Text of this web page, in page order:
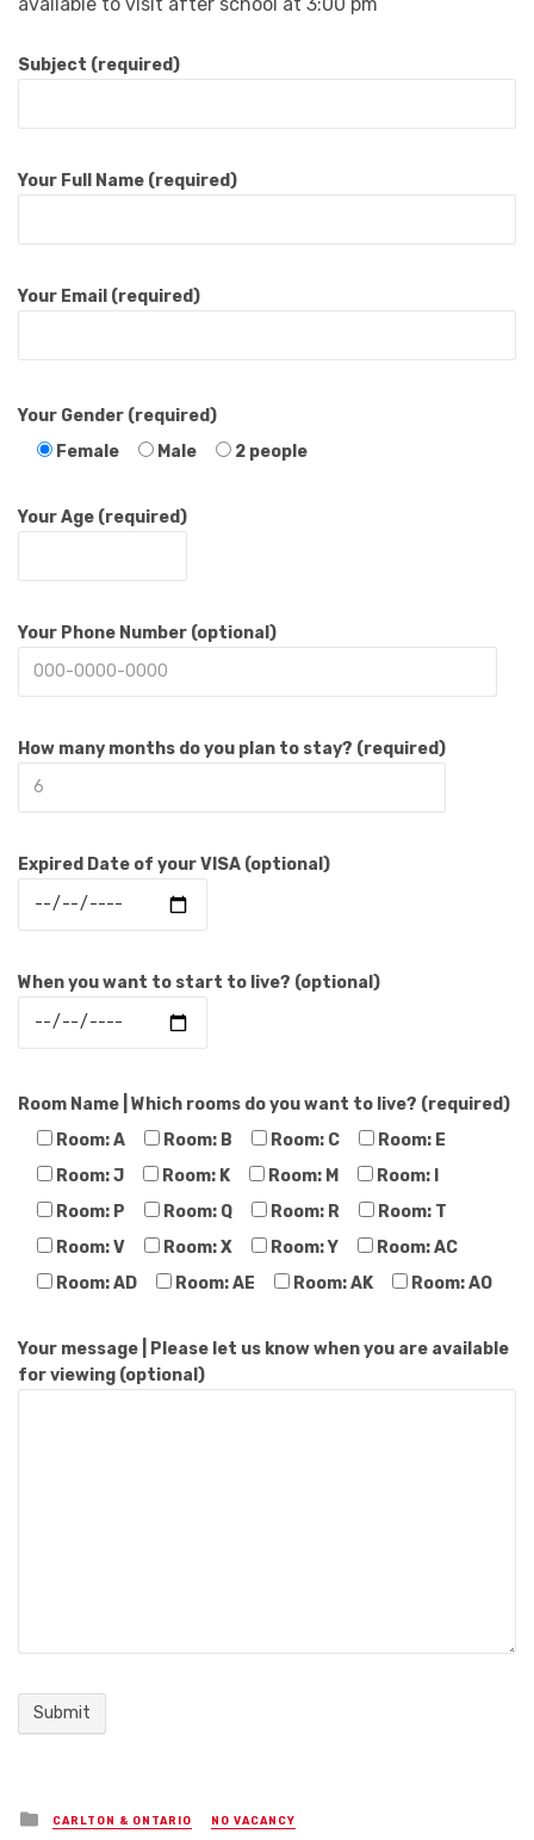
available to visit after school at 3:00 pm
Subject (required)
Your Full Name (required)
Your Email (required)
Your Gender (required)
Female
Male 2 people
Your Age (required)
Your Phone Number (optional)
How many months do you plan to stay? (required)
Expired Date of your VISA (optional)
When you want to start to live? (optional)
Room Name | Which rooms do you want to live? (required)
Room: A
Room: B Room: C
Room: E
Room: J
Room: K Room: M
Room: I
Room: P
Room: Q Room: R
Room: T
Room: V
Room: X Room: Y
Room: AC
Room: AD
Room: AE Room: AK Room: AO
Your message | Please let us know when you are available
for viewing (optional)
Posted
CARLTON & ONTARIO NO VACANCY